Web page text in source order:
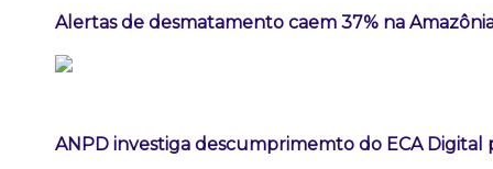
Alertas de desmatamento caem 37% na
ANPD investiga descumprimemto do ECA Digital